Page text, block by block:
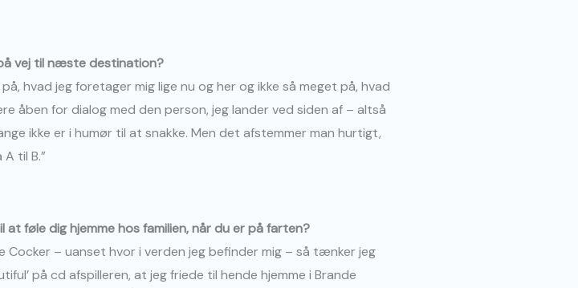
vej til næste destination?
hvad jeg foretager mig lige nu og her og ikke så meget på, hvad
åben for dialog med den person, jeg lander ved siden af – altså
ikke er i humør til at snakke. Men det afstemmer man hurtigt,
til B.”
at føle dighjemme hos familien, når du er på farten?
Cocker – uanset hvor i verden jeg befinder mig – så tænker jeg
på cd afspilleren, at jeg friede til hende hjemme i Brande